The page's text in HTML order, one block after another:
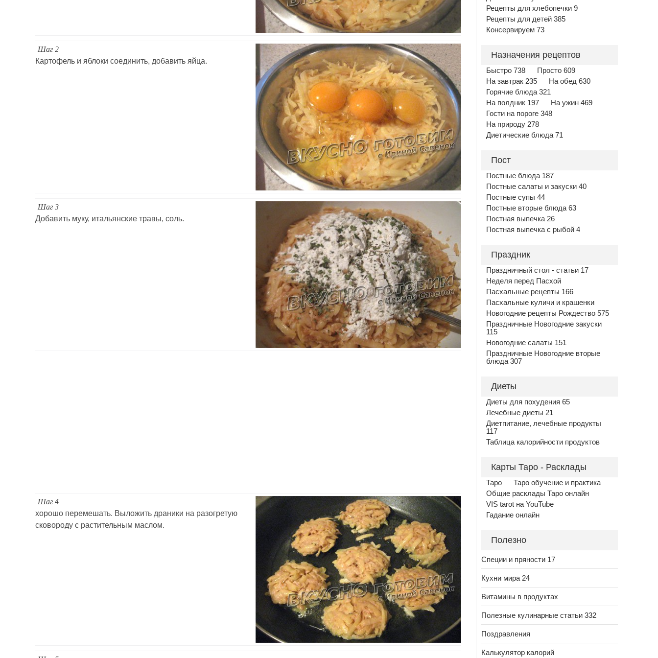
Шаг 2
Картофель и яблоки соединить, добавить яйца.
Шаг 3
Добавить муку, итальянские травы, соль.
Шаг 4
хорошо перемешать. Выложить драники на разогретую
сковороду с растительным маслом.
Рецепты для хлебопечки 9
Рецепты для детей 385
Консервируем 73
Назначения рецептов
Быстро 738
Просто 609
На завтрак 235
На обед 630
Горячие блюда 321
На полдник 197
На ужин 469
Гости на пороге 348
На природу 278
Диетические блюда 71
Пост
Постные блюда 187
Постные салаты и закуски 40
Постные супы 44
Постные вторые блюда 63
Постная выпечка 26
Постная выпечка с рыбой 4
Праздник
Праздничный стол - статьи 17
Неделя перед Пасхой
Пасхальные рецепты 166
Пасхальные куличи и крашенки
Новогодние рецепты Рождество 575
Праздничные Новогодние закуски
115
Новогодние салаты 151
Праздничные Новогодние вторые
блюда 307
Диеты
Диеты для похудения 65
Лечебные диеты 21
Диетпитание, лечебные продукты
117
Таблица калорийности продуктов
Карты Таро - Расклады
Таро
Таро обучение и практика
Общие расклады Таро онлайн
VIS tarot на YouTube
Гадание онлайн
Полезно
Специи и пряности 17
Кухни мира 24
Витамины в продуктах
Полезные кулинарные статьи 332
Поздравления
Калькулятор калорий